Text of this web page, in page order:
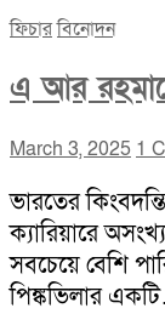
Share
ফিচারবিনোদন
এ আর
March 3, 2025 1
ভারতের
ক্যারিয়ারে
সবচেয়ে বেশি
পিঙ্কভিলার